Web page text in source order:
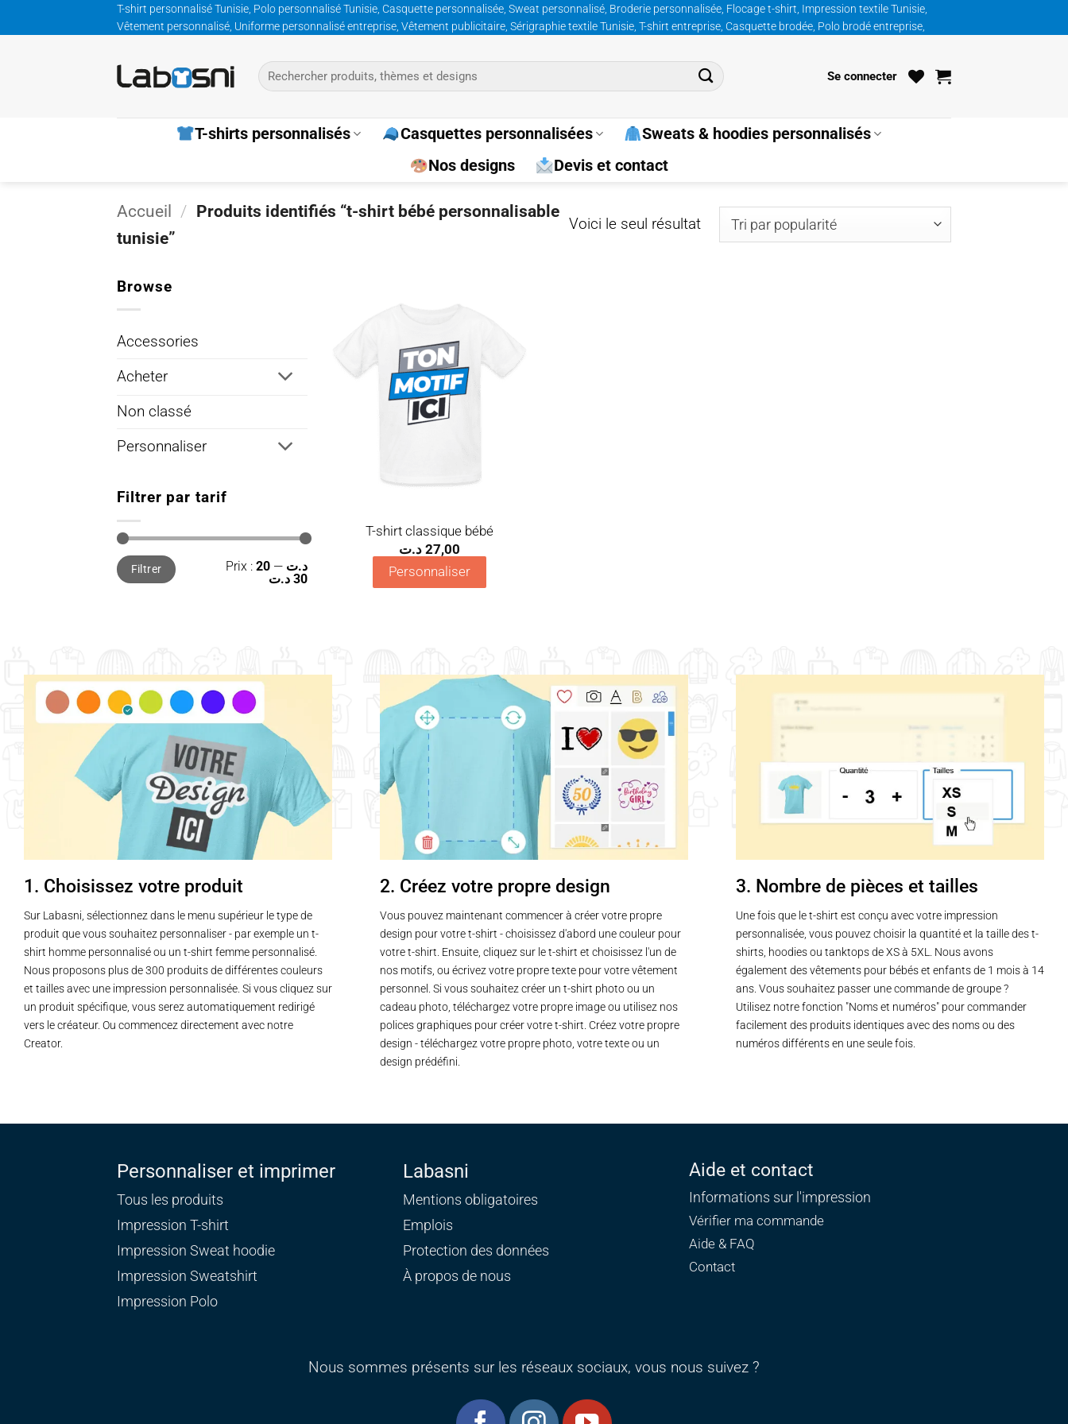
au
T-shirt personnalisé Tunisie, Polo personnalisé Tunisie, Casquette personnalisée, Sweat personnalisé, Broderie personnalisée, Flocage t-shirt, Impression textile Tunisie,
Vêtement personnalisé, Uniforme personnalisé entreprise, Vêtement publicitaire, Sérigraphie textile Tunisie, T-shirt entreprise, Casquette brodée, Polo brodé entreprise,
Recherche
pour :
Se connecter
T-shirts personnalisés Casquettes personnalisées
Sweats & hoodies personnalisés
Nos designs
Devis et contact
Accueil / Produits identifiés “t-shirt bébé personnalisable
tunisie”
Voici le seul résultat
Browse
Accessories
Acheter
Non classé
Personnaliser
Filtrer par tarif
Prix
min
Prix
maxFiltrer Prix : 20 د.ت —
30 د.ت
T-shirt classique bébé
27,00 د.ت
Personnaliser
1. Choisissez votre produit
Sur Labasni, sélectionnez dans le menu supérieur le type de
produit que vous souhaitez personnaliser - par exemple un t-
shirt homme personnalisé ou un t-shirt femme personnalisé.
Nous proposons plus de 300 produits de différentes couleurs
et tailles avec une impression personnalisée. Si vous cliquez sur
un produit spécifique, vous serez automatiquement redirigé
vers le créateur. Ou commencez directement avec notre
Creator.
2. Créez votre propre design
Vous pouvez maintenant commencer à créer votre propre
design pour votre t-shirt - choisissez d'abord une couleur pour
votre t-shirt. Ensuite, cliquez sur le t-shirt et choisissez l'un de
nos motifs, ou écrivez votre propre texte pour votre vêtement
personnel. Si vous souhaitez créer un t-shirt photo ou un
cadeau photo, téléchargez votre propre image ou utilisez nos
polices graphiques pour créer votre t-shirt. Créez votre propre
design - téléchargez votre propre photo, votre texte ou un
design prédéfini.
3. Nombre de pièces et tailles
Une fois que le t-shirt est conçu avec votre impression
personnalisée, vous pouvez choisir la quantité et la taille des t-
shirts, hoodies ou tanktops de XS à 5XL. Nous avons
également des vêtements pour bébés et enfants de 1 mois à 14
ans. Vous souhaitez passer une commande de groupe ?
Utilisez notre fonction "Noms et numéros" pour commander
facilement des produits identiques avec des noms ou des
numéros différents en une seule fois.
Personnaliser et imprimer
Tous les produits
Impression T-shirt
Impression Sweat hoodie
Impression Sweatshirt
Impression Polo
Labasni
Mentions obligatoires
Emplois
Protection des données
À propos de nous
Aide et contact
Informations sur l'impression
Vérifier ma commande
Aide & FAQ
Contact
Nous sommes présents sur les réseaux sociaux, vous nous suivez ?